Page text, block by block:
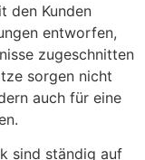
den Kunden
entworfen,
zugeschnitten
sorgen nicht
auch für eine
sind ständig auf